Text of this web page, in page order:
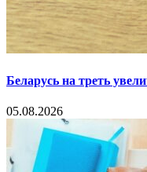
Беларусь на треть
05.08.2026